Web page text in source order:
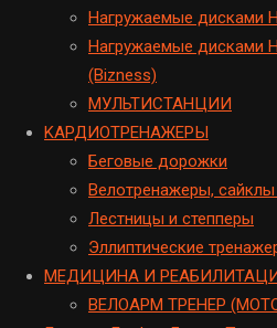
Hагружаемые дисками
Hагружаемые дисками
(Bizness)
МУЛЬТИСТАНЦИИ
KАРДИОТРЕНАЖЕРЫ
Беговые дорожки
Велотренажеры, сайклы
Лестницы и степперы
Эллиптические
МЕДИЦИНА И
ВЕЛОАРМ ТРЕНЕР